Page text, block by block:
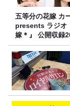
五等分の花嫁 カ
presents ラジオ
嫁＊』 公開収録
定！